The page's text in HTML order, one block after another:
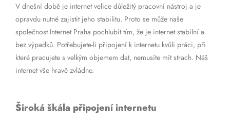
V dnešní době je internet velice důležitý pracovní nástroj a je
opravdu nutné zajistit jeho stabilitu. Proto se může naše
společnost Internet Praha pochlubit tím, že je internet stabilní a
bez výpadků. Potřebujete-li připojení k internetu kvůli práci, při
které pracujete s velkým objemem dat, nemusíte mít strach. Náš
internet vše hravě zvládne.
Široká škála připojení internetu